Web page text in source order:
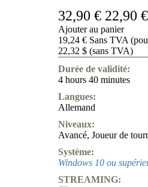
32,90 € 22,90 €
Ajouter au panier
19,24 € Sans TVA
22,32 $ (sans TVA)
Durée de validité:
4 hours 40 minutes
Langues:
Allemand
Niveaux:
Avancé, Joueur de
Système:
Windows 10 ou
STREAMING: